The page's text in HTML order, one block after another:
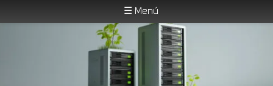
Solucions transparents en TI de codi obert
☰ Menú